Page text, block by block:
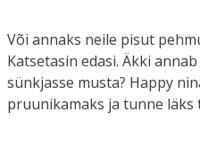
Või annaks neile pisut
Katsetasin edasi. Äkki
sünkjasse musta? Happy
pruunikamaks ja tunne läks